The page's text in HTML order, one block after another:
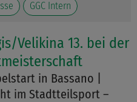
GGC Intern
Velikina 13. bei der
in Bassano |
im Stadtteilsport –